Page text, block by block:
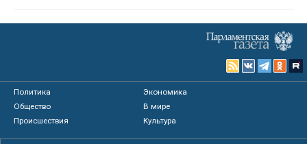
Политика
Экономика
Общество
В мире
Происшествия
Культура